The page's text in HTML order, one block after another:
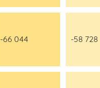
-66 044 -58 728